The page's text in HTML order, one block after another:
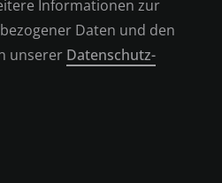
Informationen zur
Daten und den
unserer Daten­schutz­